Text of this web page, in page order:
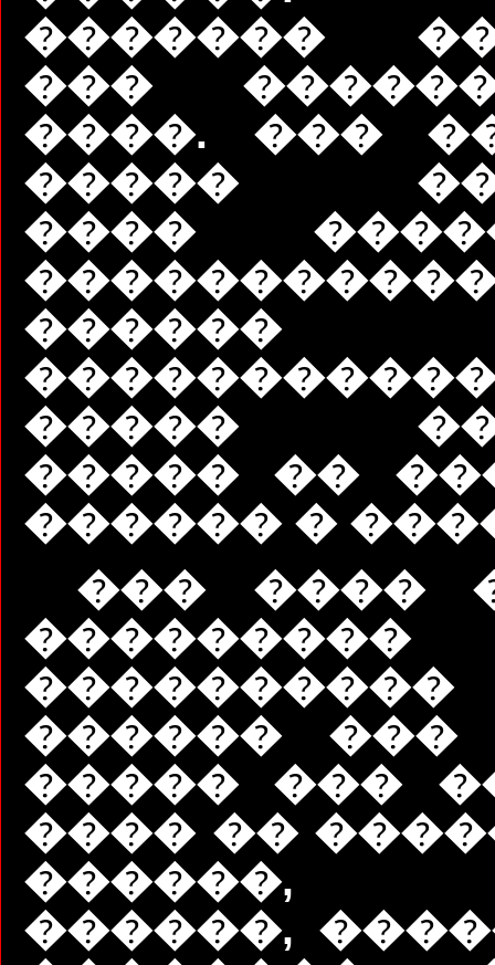
�������
���
����. ���
�����
����
������
�����
����� ��
������ �
��� ����
���������
������ ���
����� ���
���� ��
������,
������,